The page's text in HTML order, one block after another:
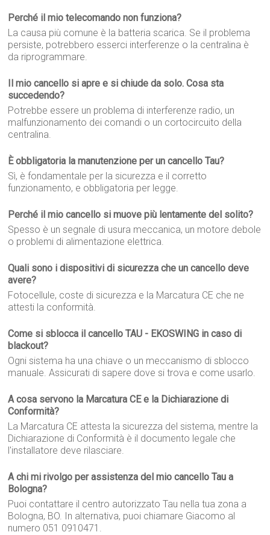
Perché il mio telecomando non funziona?
La causa più comune è la batteria scarica. Se il problema
persiste, potrebbero esserci interferenze o la centralina è
da riprogrammare.
Il mio cancello si apre e si chiude da solo. Cosa sta
succedendo?
Potrebbe essere un problema di interferenze radio, un
malfunzionamento dei comandi o un cortocircuito della
centralina.
È obbligatoria la manutenzione per un cancello Tau?
Sì, è fondamentale per la sicurezza e il corretto
funzionamento, e obbligatoria per legge.
Perché il mio cancello si muove più lentamente del solito?
Spesso è un segnale di usura meccanica, un motore debole
o problemi di alimentazione elettrica.
Quali sono i dispositivi di sicurezza che un cancello deve
avere?
Fotocellule, coste di sicurezza e la Marcatura CE che ne
attesti la conformità.
Come si sblocca il cancello TAU - EKOSWING in caso di
blackout?
Ogni sistema ha una chiave o un meccanismo di sblocco
manuale. Assicurati di sapere dove si trova e come usarlo.
A cosa servono la Marcatura CE e la Dichiarazione di
Conformità?
La Marcatura CE attesta la sicurezza del sistema, mentre la
Dichiarazione di Conformità è il documento legale che
l'installatore deve rilasciare.
A chi mi rivolgo per assistenza del mio cancello Tau a
Bologna?
Puoi contattare il centro autorizzato Tau nella tua zona a
Bologna, BO. In alternativa, puoi chiamare Giacomo al
numero 051 0910471.